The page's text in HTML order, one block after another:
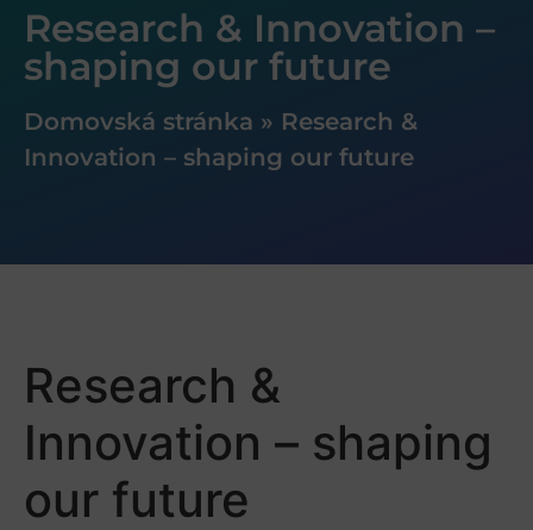
Research & Innovation –
shaping our future
Domovská stránka » Research &
Innovation – shaping our future
Research &
Innovation – shaping
our future